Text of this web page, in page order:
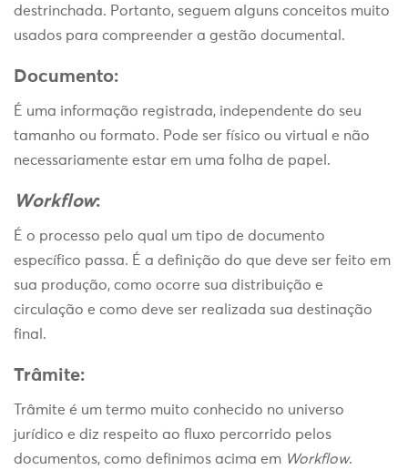
destrinchada. Portanto, seguem alguns conceitos muito
usados para compreender a gestão documental.
Documento:
É uma informação registrada, independente do seu
tamanho ou formato. Pode ser físico ou virtual e não
necessariamente estar em uma folha de papel.
Workflow:
É o processo pelo qual um tipo de documento
específico passa. É a definição do que deve ser feito em
sua produção, como ocorre sua distribuição e
circulação e como deve ser realizada sua destinação
final.
Trâmite:
Trâmite é um termo muito conhecido no universo
jurídico e diz respeito ao fluxo percorrido pelos
documentos, como definimos acima em Workflow.